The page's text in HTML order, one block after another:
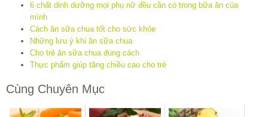
6 chất dinh dưỡng mọi phụ nữ đều cần có trong bữa ăn của
mình
Cách ăn sữa chua tốt cho sức khỏe
Những lưu ý khi ăn sữa chua
Cho trẻ ăn sữa chua đúng cách
Thực phẩm giúp tăng chiều cao cho trẻ
Cùng Chuyên Mục